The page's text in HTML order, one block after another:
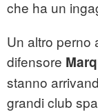
che ha un
Un altro perno
difensore
stanno
grandi club